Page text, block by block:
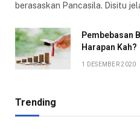
berasaskan Pancasila. Disitu
Pembebasan
Harapan Kah?
1 DESEMBER 2020
Trending